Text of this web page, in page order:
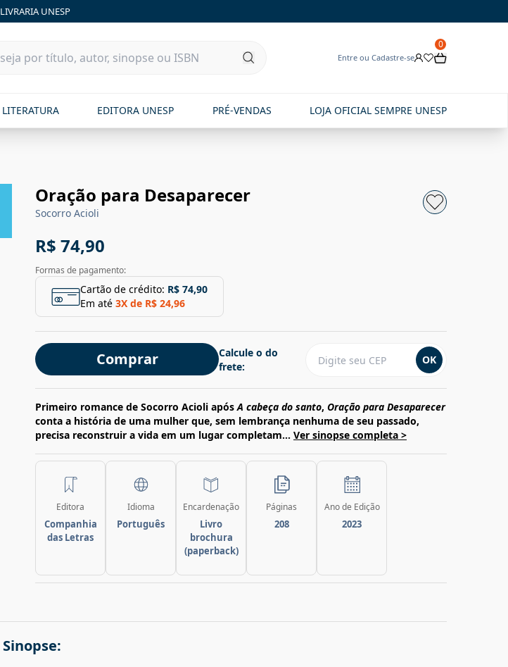
LIVRARIA UNESP
Entre ou Cadastre-se
0
LITERATURA EDITORA UNESP PRÉ-VENDAS LOJA OFICIAL SEMPRE UNESP
Oração para Desaparecer
Socorro Acioli
R$ 74,90
Formas de pagamento:
Cartão de crédito: R$ 74,90
Em até 3X de R$ 24,96
Comprar
Calcule o do
frete:
OK
Primeiro romance de Socorro Acioli apósA cabeça do santo, Oração para Desaparecer
conta a história de uma mulher que, sem lembrança nenhuma de seu passado,
precisa reconstruir a vida em um lugar completam... Ver sinopse completa >
Editora
Companhia
das Letras
Idioma
Português
Encardenação
Livro
brochura
(paperback)
Páginas
208
Ano de Edição
2023
Sinopse: